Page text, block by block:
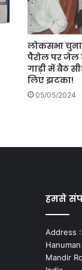
लोकसभा
पैरोल पर
गाड़ी में बैठ
लिए झटका!
05/05/2024
हमसे
Address
Mandir